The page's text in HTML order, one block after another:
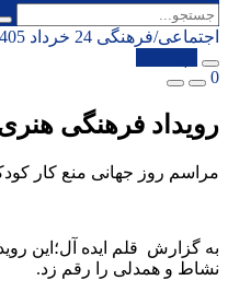
اجتماعی/فرهنگی 24 خرداد 1405 - 2 ماه پیش
0
رویداد فرهنگی
مراسم روز جهانی منع کار
به گزارش قلم ایده آل؛این
نشاط و همدلی را رقم زد.